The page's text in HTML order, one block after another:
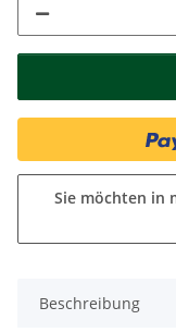
Sie möchten in
Beschreibung